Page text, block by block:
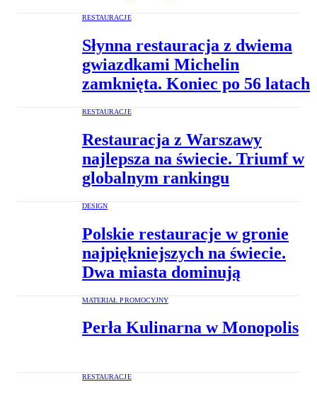
RESTAURACJE
Słynna restauracja z dwiema
gwiazdkami Michelin
zamknięta. Koniec po 56 latach
RESTAURACJE
Restauracja z Warszawy
najlepsza na świecie. Triumf w
globalnym rankingu
DESIGN
Polskie restauracje w gronie
najpiękniejszych na świecie.
Dwa miasta dominują
MATERIAŁ PROMOCYJNY
Perła Kulinarna w Monopolis
RESTAURACJE